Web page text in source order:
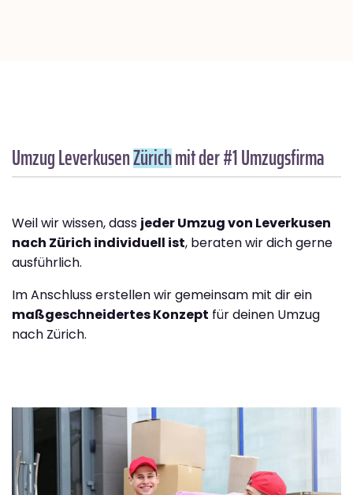
Umzug LeverkusenZürichmit der #1 Umzugsfirma
Weil wir wissen, dass jeder Umzug von Leverkusen
nach Zürich individuell ist, beraten wir dich gerne
ausführlich.
Im Anschluss erstellen wir gemeinsam mit dir ein
maßgeschneidertes Konzept für deinen Umzug
nach Zürich.